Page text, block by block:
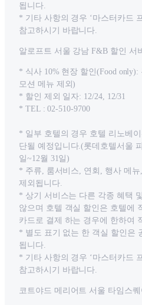
됩니다.
* 기타 사항의 경우 ‘마스터카드
참고하시기 바랍니다.
알로프트 서울 강남 F&B 할인 서
* 식사 10% 현장 할인(Food
모션 메뉴 제외)
* 할인 제외 일자: 12/24, 12/31
* TEL : 02-510-9700
* 일부 호텔의 경우 호텔 리노베
단될 예정입니다.(롯데호텔서울
일~12월 31일)
* 주류, 룸서비스, 연회, 행사 메
제외됩니다.
* 상기 서비스는 다른 각종 혜택
않으며 호텔 객실 할인은 호텔에
카드로 결제 하는 경우에 한하여
* 별도 표기 없는 한 객실 할인은
됩니다.
* 기타 사항의 경우 ‘마스터카드
참고하시기 바랍니다.
코트야드 메리어트 서울 타임스